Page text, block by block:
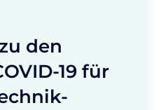
den
19 für